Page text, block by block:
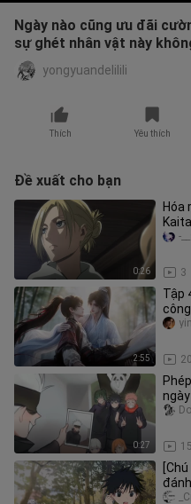
Ngày nào cũng ưu đãi
sự ghét nhân vật này
yongyuandelilili
Thích Yêu thích
Đề xuất cho bạn
0:26
Hóa
3
-
2:55
Tập
0:27
ngày